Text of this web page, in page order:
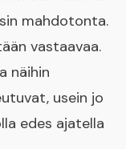
mahdotonta.
vastaavaa.
näihin
​usein jo
edes ajatella